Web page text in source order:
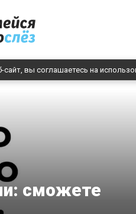
вы соглашаетесь на
сможете